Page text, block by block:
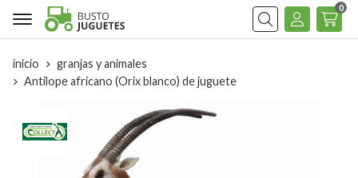
Buscar
0
inicio
granjas y animales
Antilope africano (Orix blanco) de juguete